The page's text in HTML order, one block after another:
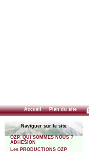
Accueil Plan du site
Naviguer sur le site
OZP. QUI SOMMES NOUS ?
ADHESION
Les PRODUCTIONS OZP